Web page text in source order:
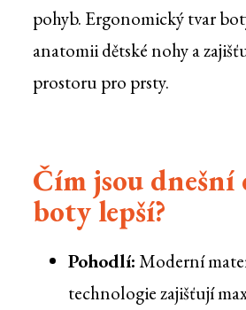
pohyb. Ergonomický tvar
anatomii dětské nohy a
prostoru pro prsty.
Čím jsou dnešní
boty lepší?
Pohodlí:Moderní
technologie zajišťují